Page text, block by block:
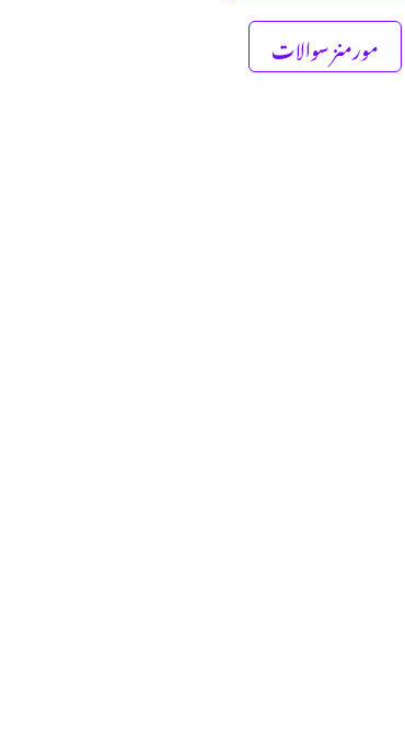
مورمنز سوالات